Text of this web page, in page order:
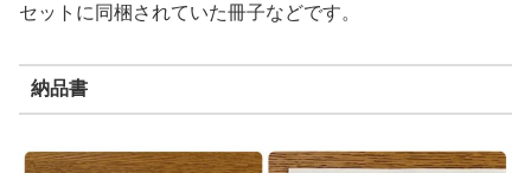
セットに同梱されていた冊子などです。
納品書